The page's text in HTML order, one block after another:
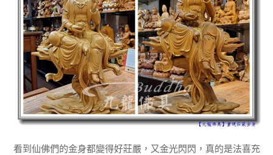
看到仙佛們的金身都變得好莊嚴，又金光閃閃，真的是法喜充